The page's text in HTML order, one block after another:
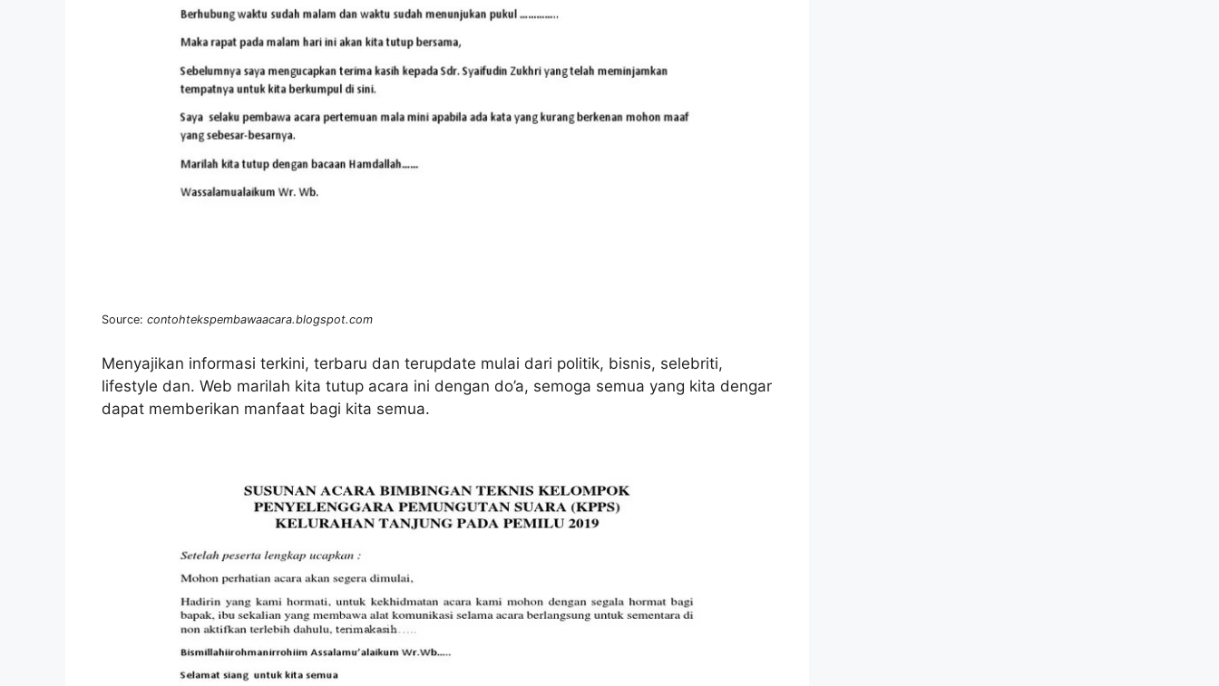
Source: contohtekspembawaacara.blogspot.com
Menyajikan informasi terkini, terbaru dan terupdate mulai dari politik, bisnis, selebriti,
lifestyle dan. Web marilah kita tutup acara ini dengan do’a, semoga semua yang kita dengar
dapat memberikan manfaat bagi kita semua.